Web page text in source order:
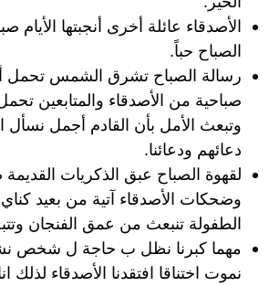
الأصدقاء عائلة أخرى أنجبتها الأيام
الصباح حباً.
رسالة الصباح تشرق الشمس تحمل
صباحية من الأصدقاء والمتابعين
وتبعث الأمل بأن القادم أجمل نسأل
دعائهم ودعائنا.
لقهوة الصباح عبق الذكريات
وضحكات الأصدقاء آتية من بعيد
الطفولة تنبعث من عمق الفنجان
مهما كبرنا نظل ب حاجة ل شخص
نموت اختناقا افتقدنا الأصدقاء لذلك